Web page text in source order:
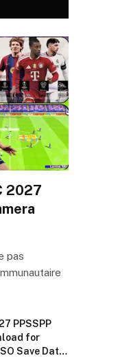
2027
pas
PPSSPP
for
Save Data